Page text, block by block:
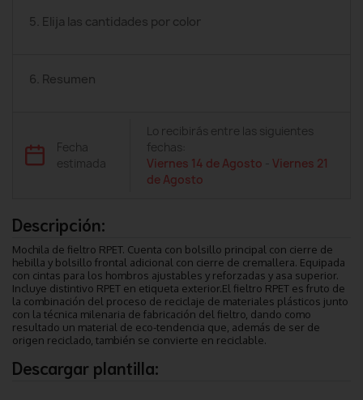
5. Elija las cantidades por color
6. Resumen
Fecha
estimada
Lo recibirás entre las siguientes
fechas:
Viernes 14 de Agosto -Viernes 21
de Agosto
Descripción:
Mochila de fieltro RPET. Cuenta con bolsillo principal con cierre de
hebilla y bolsillo frontal adicional con cierre de cremallera. Equipada
con cintas para los hombros ajustables y reforzadas y asa superior.
Incluye distintivo RPET en etiqueta exterior.El fieltro RPET es fruto de
la combinación del proceso de reciclaje de materiales plásticos junto
con la técnica milenaria de fabricación del fieltro, dando como
resultado un material de eco-tendencia que, además de ser de
origen reciclado, también se convierte en reciclable.
Descargar plantilla: